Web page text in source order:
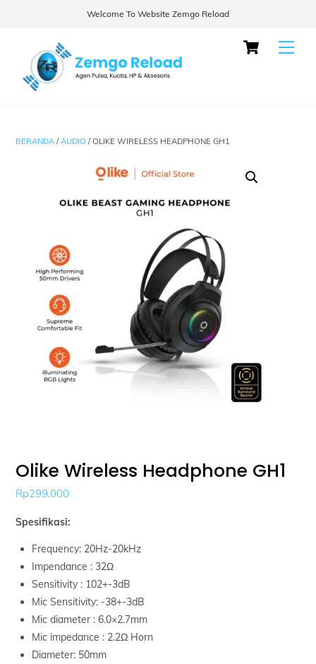
Welcome To Website Zemgo Reload
content
Cart
BERANDA /AUDIO / OLIKE WIRELESS HEADPHONE GH1
Olike Wireless Headphone GH1
Rp299.000
Spesifikasi:
Frequency: 20Hz-20kHz
Impendance : 32Ω
Sensitivity : 102+-3dB
Mic Sensitivity: -38+-3dB
Mic diameter : 6.0×2.7mm
Mic impedance : 2.2Ω Horn
Diameter: 50mm